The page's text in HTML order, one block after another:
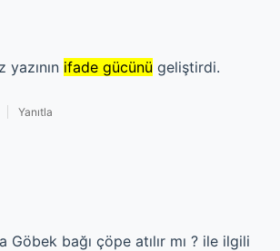
yazının ifade gücünü geliştirdi.
Yanıtla
Göbek bağı çöpe atılır mı ? ile ilgili